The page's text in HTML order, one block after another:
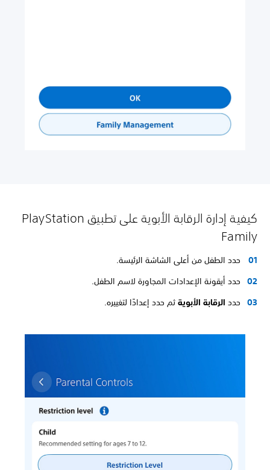
كيفية إدارة الرقابة الأبوية على تطبيق PlayStation
Family
حدد الطفل من أعلى الشاشة الرئيسة.
حدد أيقونة الإعدادات المجاورة لاسم الطفل.
حددالرقابة الأبويةثم حدد إعدادًا لتغييره.